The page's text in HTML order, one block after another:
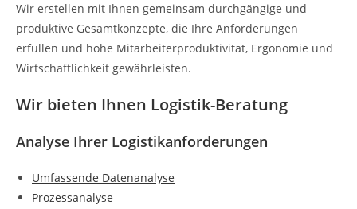
Wir erstellen mit Ihnen gemeinsam durchgängige und
produktive Gesamtkonzepte, die Ihre Anforderungen
erfüllen und hohe Mitarbeiterproduktivität, Ergonomie und
Wirtschaftlichkeit gewährleisten.
Wir bieten Ihnen Logistik-Beratung
Analyse Ihrer Logistikanforderungen
Umfassende Datenanalyse
Prozessanalyse